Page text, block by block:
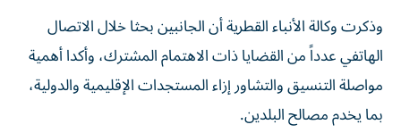
وذكرت وكالة الأنباء القطرية أن الجانبين بحثا خلال الاتصال
الهاتفي عدداً من القضايا ذات الاهتمام المشترك، وأكدا أهمية
مواصلة التنسيق والتشاور إزاء المستجدات الإقليمية والدولية،
بما يخدم مصالح البلدين.